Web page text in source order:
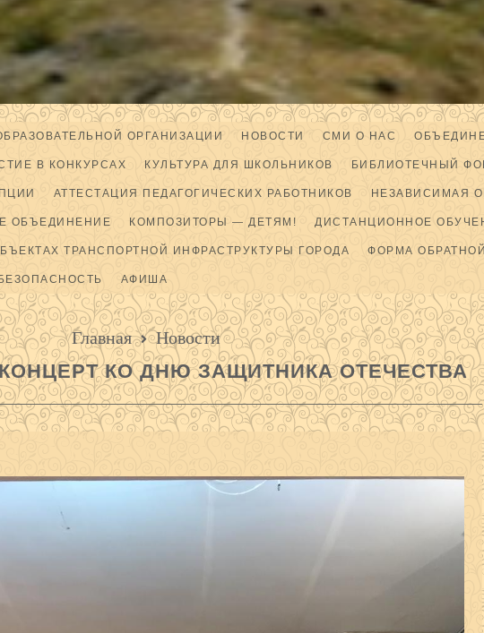
ОРГАНИЗАЦИИ НОВОСТИ СМИ О НАС
В КОНКУРСАХ КУЛЬТУРА ДЛЯ ШКОЛЬНИКОВ БИБЛИОТЕЧНЫЙ
АТТЕСТАЦИЯ ПЕДАГОГИЧЕСКИХ РАБОТНИКОВ НЕЗАВИСИМАЯ
ОБЪЕДИНЕНИЕ КОМПОЗИТОРЫ — ДЕТЯМ! ДИСТАНЦИОННОЕ
ТРАНСПОРТНОЙ ИНФРАСТРУКТУРЫ ГОРОДА ФОРМА
АФИША
Главная Новости
КО ДНЮ ЗАЩИТНИКА ОТЕЧЕСТВА